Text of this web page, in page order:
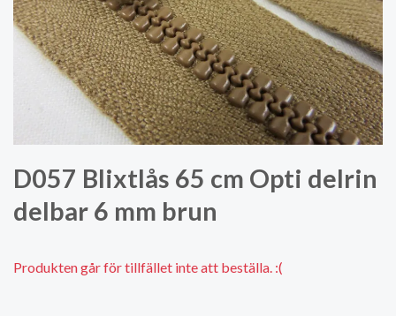
D057 Blixtlås 65 cm Opti delrin
delbar 6 mm brun
Produkten går för tillfället inte att beställa. :(